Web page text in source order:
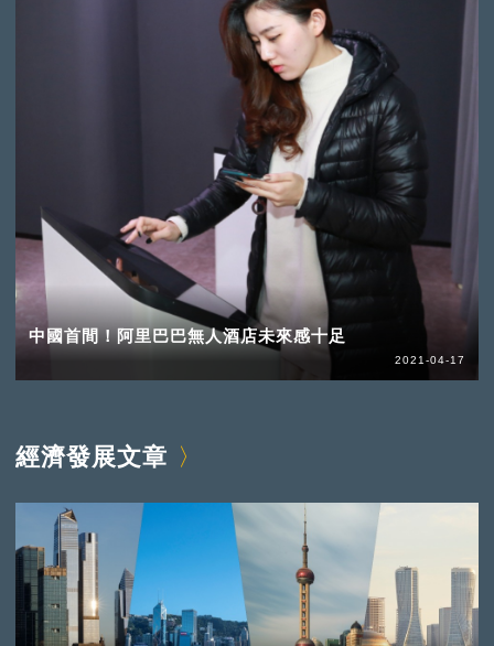
中國首間！阿里巴巴無人酒店未來感十足
2021-04-17
經濟發展文章